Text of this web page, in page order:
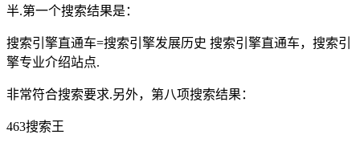
半.第一个搜索结果是：
搜索引擎直通车=搜索引擎发展历史 搜索引擎直通车，搜索引
擎专业介绍站点.
非常符合搜索要求.另外，第八项搜索结果：
463搜索王